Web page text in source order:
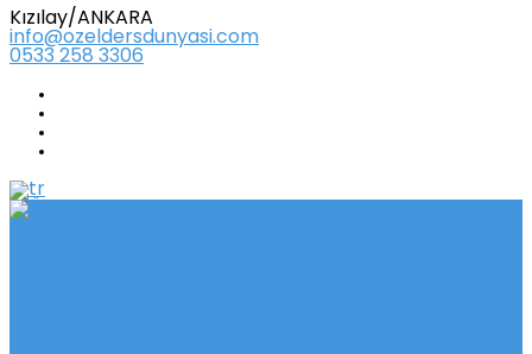
Kızılay/ANKARA
info@ozeldersdunyasi.com
0533 258 3306